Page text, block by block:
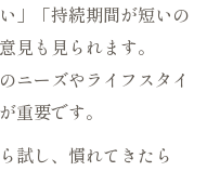
」「持続期間が短いの
見も見られます。
ニーズやライフスタイ
重要です。
試し、慣れてきたら